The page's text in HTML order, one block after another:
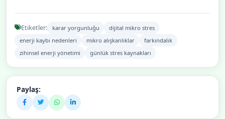
Etiketler: karar yorgunluğu
dijital mikro stres
enerji kaybı nedenleri
mikro alışkanlıklar
farkındalık
zihinsel enerji yönetimi
günlük stres kaynakları
Paylaş: